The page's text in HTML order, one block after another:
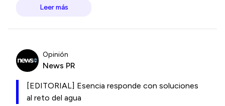
Leer más
Opinión
News PR
[EDITORIAL] Esencia responde con soluciones
al reto del agua